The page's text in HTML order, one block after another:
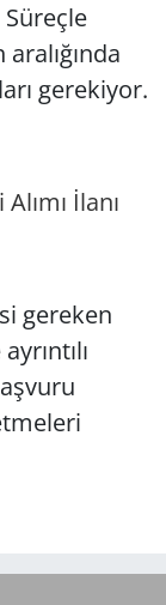
gerekiyor.
İlanı
gereken